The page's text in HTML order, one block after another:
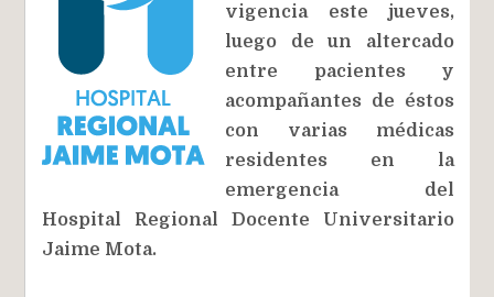
vigencia este jueves,
luego de un altercado
entre pacientes y
acompañantes de éstos
con varias médicas
residentes en la
emergencia del
Hospital Regional Docente Universitario
Jaime Mota.